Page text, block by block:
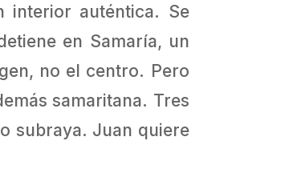
interior auténtica. Se
en Samaría, un
no el centro. Pero
samaritana. Tres
subraya. Juan quiere